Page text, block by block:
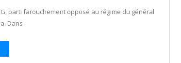
parti farouchement opposé au régime du général
Dans